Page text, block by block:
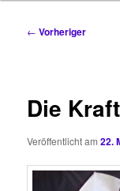
Beitragsnavigation
← Vorheriger
Die
Veröffentlicht am22.